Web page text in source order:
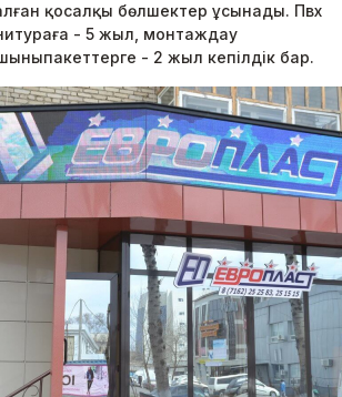
қосалқы бөлшектер ұсынады. Пвх
- 5 жыл, монтаждау
- 2 жыл кепілдік бар.